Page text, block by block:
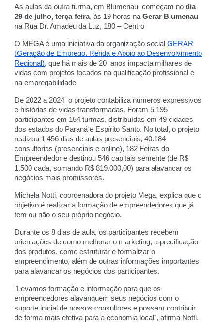
As aulas da outra turma, em Blumenau, começam no dia
29 de julho, terça-feira, às 19 horas na Gerar Blumenau
na Rua Dr. Amadeu da Luz, 180 – Centro
O MEGA é uma iniciativa da organização social GERAR
(Geração de Emprego, Renda e Apoio ao Desenvolvimento
Regional), que há mais de 20 anos impacta milhares de
vidas com projetos focados na qualificação profissional e
na empregabilidade.
De 2022 a 2024 o projeto contabiliza números expressivos
e histórias de vidas transformadas. Foram 5.195
participantes em 154 turmas, distribuídas em 49 cidades
dos estados do Paraná e Espírito Santo. No total, o projeto
realizou 1.456 dias de aulas presenciais, 40.184
consultorias (presenciais e online), 182 Feiras do
Empreendedor e destinou 546 capitais semente (de R$
1.500 cada, somando R$ 819.000,00) para alavancar os
negócios mais promissores.
Michela Notti, coordenadora do projeto Mega, explica que o
objetivo é realizar a formação de empreendedores que já
tem ou não o seu próprio negócio.
Durante os 8 dias de aula, os participantes recebem
orientações de como melhorar o marketing, a precificação
dos produtos, como estruturar e formalizar o
empreendimento, além de outras informações importantes
para alavancar os negócios dos participantes.
"Levamos formação e informação para que os
empreendedores alavanquem seus negócios com o
suporte inicial de nossos consultores e possam contribuir
de forma mais efetiva para a economia local", afirma Notti.